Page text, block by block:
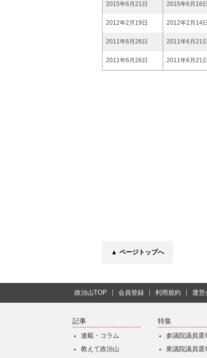
2015年6月21日 2015年6月16日
2012年2月19日 2012年2月14日
2011年6月26日 2011年6月21日
2011年6月26日 2011年6月21日
▲ ページトップへ
政治山TOP 会員登録 利用規約 運営
記事
連載・コラム
教えて政治山
特集
参議院議員選
衆議院議員選